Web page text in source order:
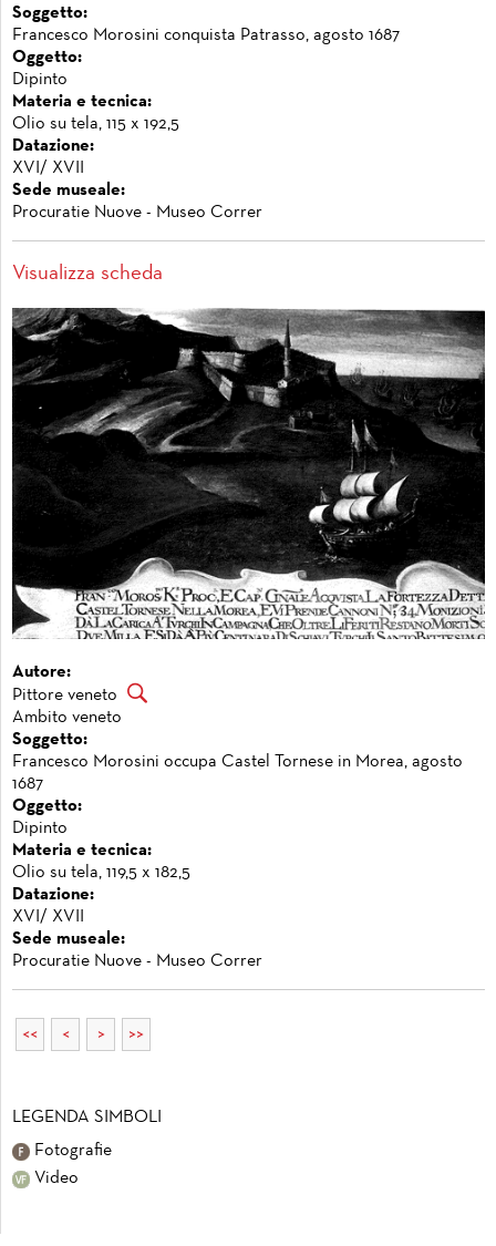
Soggetto:
Francesco Morosini conquista Patrasso, agosto 1687
Oggetto:
Dipinto
Materia e tecnica:
Olio su tela, 115 x 192,5
Datazione:
XVI/ XVII
Sede museale:
Procuratie Nuove - Museo Correr
Visualizza scheda
Autore:
Pittore veneto
Ambito veneto
Soggetto:
Francesco Morosini occupa Castel Tornese in Morea, agosto
1687
Oggetto:
Dipinto
Materia e tecnica:
Olio su tela, 119,5 x 182,5
Datazione:
XVI/ XVII
Sede museale:
Procuratie Nuove - Museo Correr
<< < > >>
LEGENDA SIMBOLI
Fotografie
Video